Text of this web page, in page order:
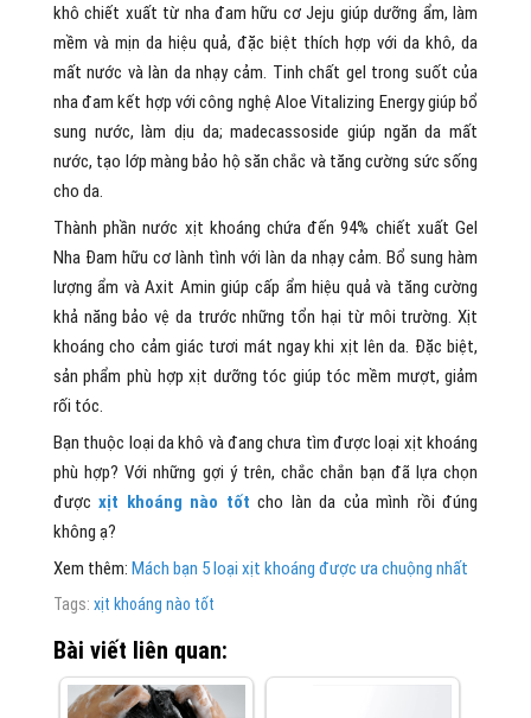
khô chiết xuất từ nha đam hữu cơ Jeju giúp dưỡng ẩm, làm
mềm và mịn da hiệu quả, đặc biệt thích hợp với da khô, da
mất nước và làn da nhạy cảm. Tinh chất gel trong suốt của
nha đam kết hợp với công nghệ Aloe Vitalizing Energy giúp bổ
sung nước, làm dịu da; madecassoside giúp ngăn da mất
nước, tạo lớp màng bảo hộ săn chắc và tăng cường sức sống
cho da.
Thành phần nước xịt khoáng chứa đến 94% chiết xuất Gel
Nha Đam hữu cơ lành tình với làn da nhạy cảm. Bổ sung hàm
lượng ẩm và Axit Amin giúp cấp ẩm hiệu quả và tăng cường
khả năng bảo vệ da trước những tổn hại từ môi trường. Xịt
khoáng cho cảm giác tươi mát ngay khi xịt lên da. Đặc biệt,
sản phẩm phù hợp xịt dưỡng tóc giúp tóc mềm mượt, giảm
rối tóc.
Bạn thuộc loại da khô và đang chưa tìm được loại xịt khoáng
phù hợp? Với những gợi ý trên, chắc chắn bạn đã lựa chọn
đượcxịt khoáng nào tốt cho làn da của mình rồi đúng
không ạ?
Xem thêm: Mách bạn 5 loại xịt khoáng được ưa chuộng nhất
Tags: xịt khoáng nào tốt
Bài viết liên quan: